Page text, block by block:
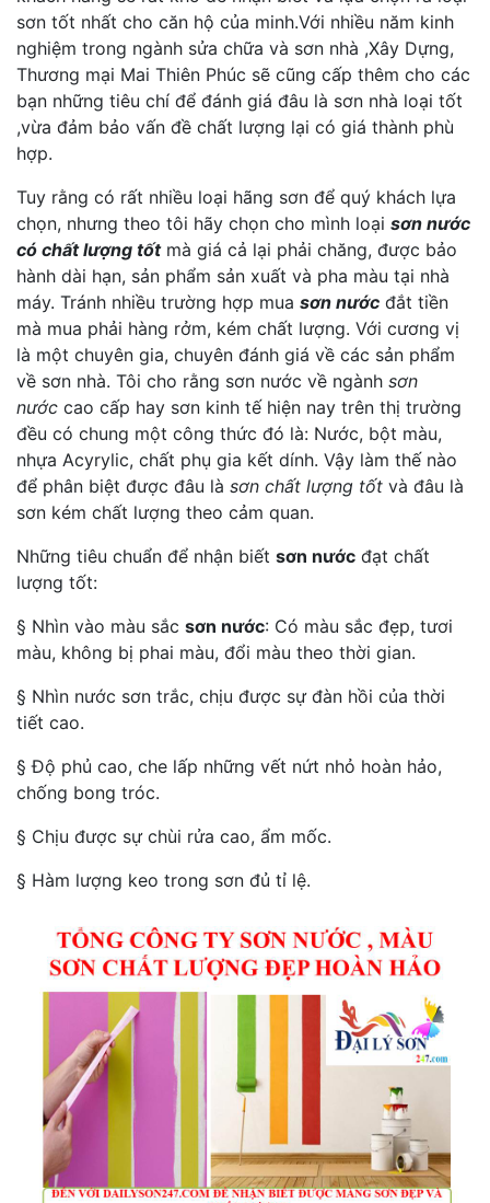
sơn tốt nhất cho căn hộ của minh.Với nhiều năm kinh
nghiệm trong ngành sửa chữa và sơn nhà ,Xây Dựng,
Thương mại Mai Thiên Phúc sẽ cũng cấp thêm cho các
bạn những tiêu chí để đánh giá đâu là sơn nhà loại tốt
,vừa đảm bảo vấn đề chất lượng lại có giá thành phù
hợp.
Tuy rằng có rất nhiều loại hãng sơn để quý khách lựa
chọn, nhưng theo tôi hãy chọn cho mình loại sơn nước
có chất lượng tốtmà giá cả lại phải chăng, được bảo
hành dài hạn, sản phẩm sản xuất và pha màu tại nhà
máy. Tránh nhiều trường hợp mua sơn nước đắt tiền
mà mua phải hàng rởm, kém chất lượng. Với cương vị
là một chuyên gia, chuyên đánh giá về các sản phẩm
về sơn nhà. Tôi cho rằng sơn nước về ngành sơn
nước cao cấp hay sơn kinh tế hiện nay trên thị trường
đều có chung một công thức đó là: Nước, bột màu,
nhựa Acyrylic, chất phụ gia kết dính. Vậy làm thế nào
để phân biệt được đâu là sơn chất lượng tốt và đâu là
sơn kém chất lượng theo cảm quan.
Những tiêu chuẩn để nhận biết sơn nước đạt chất
lượng tốt:
§ Nhìn vào màu sắc sơn nước: Có màu sắc đẹp, tươi
màu, không bị phai màu, đổi màu theo thời gian.
§ Nhìn nước sơn trắc, chịu được sự đàn hồi của thời
tiết cao.
§ Độ phủ cao, che lấp những vết nứt nhỏ hoàn hảo,
chống bong tróc.
§ Chịu được sự chùi rửa cao, ẩm mốc.
§ Hàm lượng keo trong sơn đủ tỉ lệ.